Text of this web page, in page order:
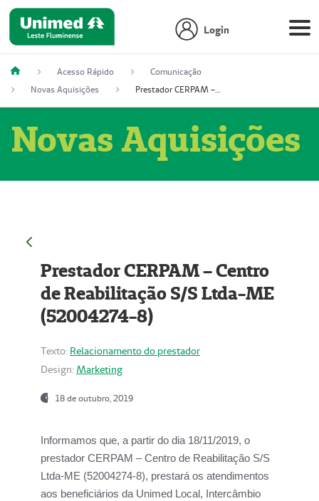
Login
Acesso Rápido
Comunicação
Novas Aquisições
Prestador CERPAM – Centro de Reabilitação S/S Ltda-ME (52004274-8)
Novas Aquisições
Prestador CERPAM – Centro
de Reabilitação S/S Ltda-ME
(52004274-8)
Texto: Relacionamento do prestador
Design: Marketing
18 de outubro, 2019
Informamos que, a partir do dia 18/11/2019, o
prestador CERPAM – Centro de Reabilitação S/S
Ltda-ME (52004274-8), prestará os atendimentos
aos beneficiários da Unimed Local, Intercâmbio